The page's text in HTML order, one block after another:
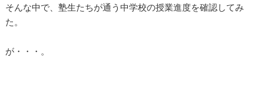
そんな中で、塾生たちが通う中学校の授業進度を確認してみ
た。
が・・・。